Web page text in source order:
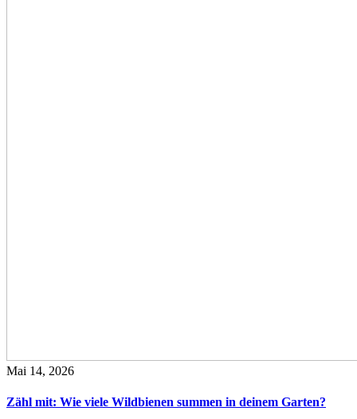
Mai 14, 2026
Zähl mit: Wie viele Wildbienen summen in deinem Garten?